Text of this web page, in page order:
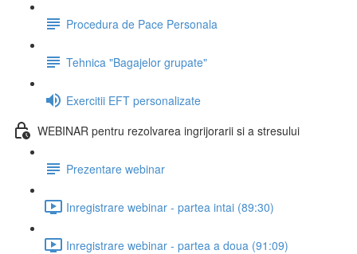
Procedura de Pace Personala
Tehnica "Bagajelor grupate"
Exercitii EFT personalizate
WEBINAR pentru rezolvarea ingrijorarii si a stresului
Prezentare webinar
Inregistrare webinar - partea intai (89:30)
Inregistrare webinar - partea a doua (91:09)